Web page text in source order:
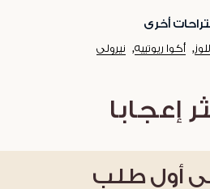
أخرى
أكوا ريوتييه نيرولي
إعجابا
أول طلب